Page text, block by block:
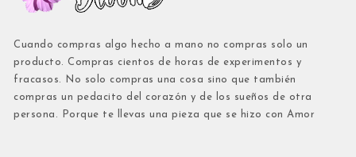
Cuando compras algo hecho a mano no compras solo un
producto. Compras cientos de horas de experimentos y
fracasos. No solo compras una cosa sino que también
compras un pedacito del corazón y de los sueños de otra
persona. Porque te llevas una pieza que se hizo con Amor